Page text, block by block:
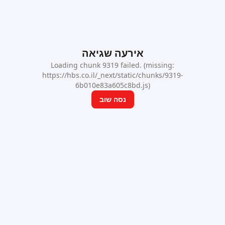
אירעה שגיאה
Loading chunk 9319 failed. (missing:
https://hbs.co.il/_next/static/chunks/9319-
6b010e83a605c8bd.js)